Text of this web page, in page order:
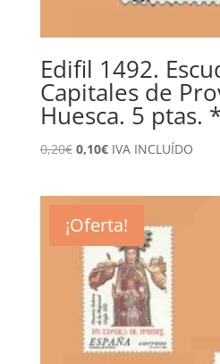
Edifil 1492.
Capitales de
Huesca. 5 ptas.
0,20€ El
0,20€.
0,10€El
0,10€.
IVA INCLUÍDO
¡Oferta!